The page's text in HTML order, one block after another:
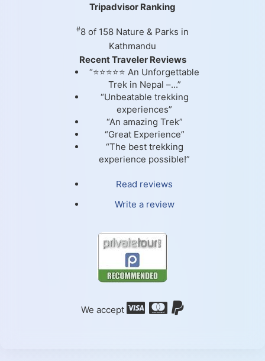
Tripadvisor Ranking
#8 of 158 Nature & Parks in
Kathmandu
Recent Traveler Reviews
“⭐⭐⭐⭐⭐ An Unforgettable
Trek in Nepal –...”
“Unbeatable trekking
experiences”
“An amazing Trek”
“Great Experience”
“The best trekking
experience possible!”
Read reviews
Write a review
We accept